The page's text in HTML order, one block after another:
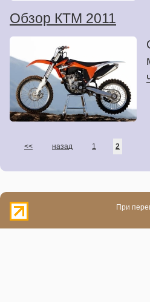
Обзор КТМ 2011
<< назад 1 2
При